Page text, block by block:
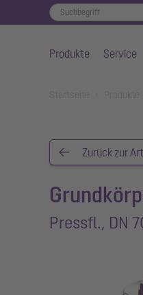
Produkte Service
Zurück zur
Pressfl., DN